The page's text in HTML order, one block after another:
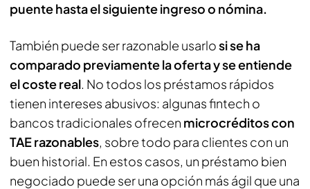
puente hasta el siguiente ingreso o nómina.
También puede ser razonable usarlosi se ha
comparado previamente la oferta y se entiende
el coste real. No todos los préstamos rápidos
tienen intereses abusivos: algunas fintech o
bancos tradicionales ofrecen microcréditos con
TAE razonables, sobre todo para clientes con un
buen historial. En estos casos, un préstamo bien
negociado puede ser una opción más ágil que una